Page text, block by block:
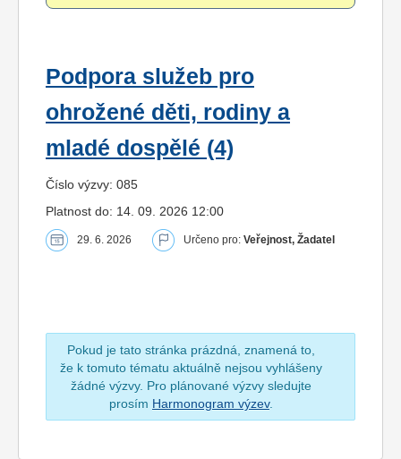
Podpora služeb pro
ohrožené děti, rodiny a
mladé dospělé (4)
Číslo výzvy: 085
Platnost do: 14. 09. 2026 12:00
29. 6. 2026 Určeno pro: Veřejnost, Žadatel
Pokud je tato stránka prázdná, znamená to,
že k tomuto tématu aktuálně nejsou vyhlášeny
žádné výzvy. Pro plánované výzvy sledujte
prosím Harmonogram výzev.